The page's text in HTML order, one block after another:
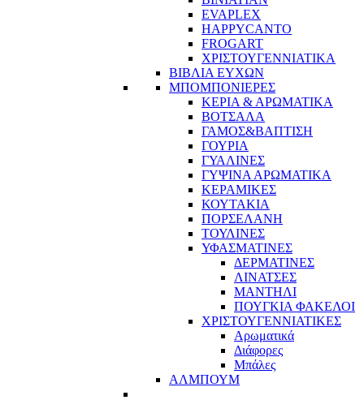
EVAPLEX
HAPPYCANTO
FROGART
ΧΡΙΣΤΟΥΓΕΝΝΙΑΤΙΚΑ
ΒΙΒΛΙΑ ΕΥΧΩΝ
ΜΠΟΜΠΟΝΙΕΡΕΣ
ΚΕΡΙΑ & ΑΡΩΜΑΤΙΚΑ
ΒΟΤΣΑΛΑ
ΓΑΜΟΣ&ΒΑΠΤΙΣΗ
ΓΟΥΡΙΑ
ΓΥΑΛΙΝΕΣ
ΓΥΨΙΝΑ ΑΡΩΜΑΤΙΚΑ
ΚΕΡΑΜΙΚΕΣ
ΚΟΥΤΑΚΙΑ
ΠΟΡΣΕΛΑΝΗ
ΤΟΥΛΙΝΕΣ
ΥΦΑΣΜΑΤΙΝΕΣ
ΔΕΡΜΑΤΙΝΕΣ
ΛΙΝΑΤΣΕΣ
ΜΑΝΤΗΛΙ
ΠΟΥΓΚΙΑ ΦΑΚΕΛΟΙ
ΧΡΙΣΤΟΥΓΕΝΝΙΑΤΙΚΕΣ
Αρωματικά
Διάφορες
Μπάλες
ΑΛΜΠΟΥΜ